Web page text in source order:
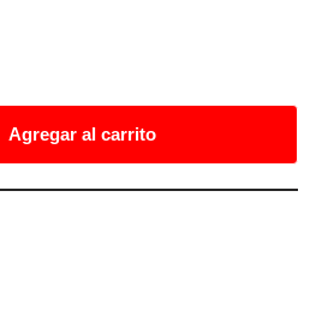
Agregar al carrito